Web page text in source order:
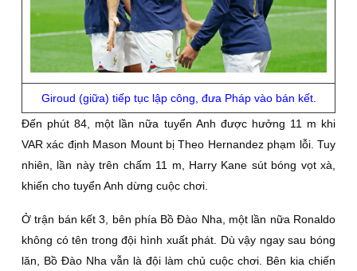
Giroud (giữa) tiếp tục lập công, đưa Pháp vào bán kết.
Đến phút 84, một lần nữa tuyển Anh được hưởng 11 m khi
VAR xác định Mason Mount bị Theo Hernandez phạm lỗi. Tuy
nhiên, lần này trên chấm 11 m, Harry Kane sút bóng vọt xà,
khiến cho tuyển Anh dừng cuộc chơi.
Ở trận bán kết 3, bên phía Bồ Đào Nha, một lần nữa Ronaldo
không có tên trong đội hình xuất phát. Dù vậy ngay sau bóng
lăn, Bồ Đào Nha vẫn là đội làm chủ cuộc chơi. Bên kia chiến